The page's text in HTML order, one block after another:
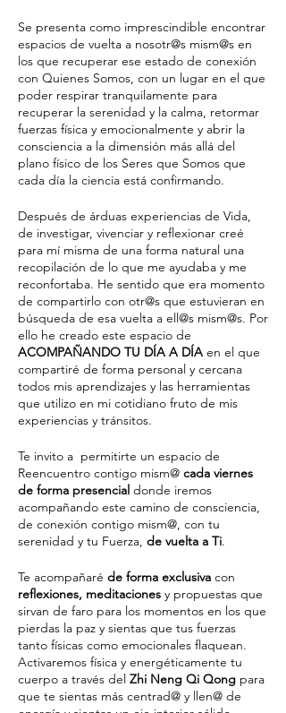
Se presenta como imprescindible encontrar
espacios de vuelta a nosotr@s mism@s en
los que recuperar ese estado de conexión
con Quienes Somos, con un lugar en el que
poder respirar tranquilamente para
recuperar la serenidad y la calma, retormar
fuerzas física y emocionalmente y abrir la
consciencia a la dimensión más allá del
plano físico de los Seres que Somos que
cada día la ciencia está confirmando.
Después de árduas experiencias de Vida,
de investigar, vivenciar y reflexionar creé
para mí misma de una forma natural una
recopilación de lo que me ayudaba y me
reconfortaba. He sentido que era momento
de compartirlo con otr@s que estuvieran en
búsqueda de esa vuelta a ell@s mism@s. Por
ello he creado este espacio de
ACOMPAÑANDO TU DÍA A DÍA en el que
compartiré de forma personal y cercana
todos mis aprendizajes y las herramientas
que utilizo en mi cotidiano fruto de mis
experiencias y tránsitos.
Te invito a permitirte un espacio de
Reencuentro contigo mism@ cada viernes
de forma presencial donde iremos
acompañando este camino de consciencia,
de conexión contigo mism@, con tu
serenidad y tu Fuerza, de vuelta a Ti.
Te acompañaré de forma exclusiva con
reflexiones, meditaciones y propuestas que
sirvan de faro para los momentos en los que
pierdas la paz y sientas que tus fuerzas
tanto físicas como emocionales flaquean.
Activaremos física y energéticamente tu
cuerpo a través del Zhi Neng Qi Qong para
que te sientas más centrad@ y llen@ de